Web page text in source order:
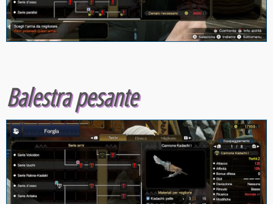
Balestra pesante